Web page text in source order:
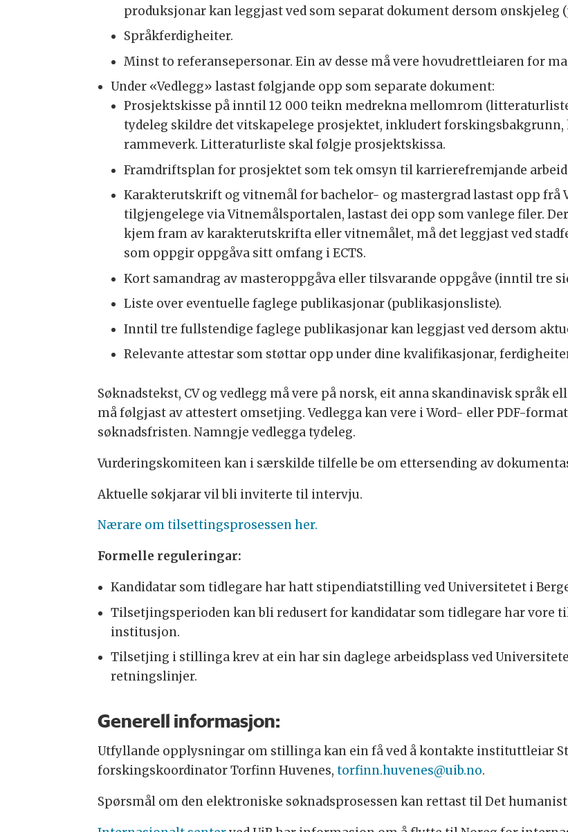
produksjonar kan leggjast ved som separat dokument dersom ønskjeleg
Språkferdigheiter.
Minst to referansepersonar. Ein av desse må vere hovudrettleiaren for
Under «Vedlegg» lastast følgjande opp som separate dokument:
Prosjektskisse på inntil 12 000 teikn medrekna mellomrom
tydeleg skildre det vitskapelege prosjektet, inkludert
rammeverk. Litteraturliste skal følgje prosjektskissa.
Framdriftsplan for prosjektet som tek omsyn til karrierefremjande
Karakterutskrift og vitnemål for bachelor- og mastergrad lastast opp frå
tilgjengelege via Vitnemålsportalen, lastast dei opp som vanlege filer.
kjem fram av karakterutskrifta eller vitnemålet, må det leggjast ved
som oppgir oppgåva sitt omfang i ECTS.
Kort samandrag av masteroppgåva eller tilsvarande oppgåve (inntil tre
Liste over eventuelle faglege publikasjonar (publikasjonsliste).
Inntil tre fullstendige faglege publikasjonar kan leggjast ved dersom
Relevante attestar som støttar opp under dine kvalifikasjonar,
Søknadstekst, CV og vedlegg må vere på norsk, eit anna skandinavisk språk
må følgjast av attestert omsetjing. Vedlegga kan vere i Word- eller PDF-
søknadsfristen. Namngje vedlegga tydeleg.
Vurderingskomiteen kan i særskilde tilfelle be om ettersending av
Aktuelle søkjarar vil bli inviterte til intervju.
Nærare om tilsettingsprosessen her.
Formelle reguleringar:
Kandidatar som tidlegare har hatt stipendiatstilling ved Universitetet i
Tilsetjingsperioden kan bli redusert for kandidatar som tidlegare har
institusjon.
Tilsetjing i stillinga krev at ein har sin daglege arbeidsplass ved
retningslinjer.
Generell informasjon:
Utfyllande opplysningar om stillinga kan ein få ved å kontakte instituttleiar
forskingskoordinator Torfinn Huvenes, torfinn.huvenes@uib.no.
Spørsmål om den elektroniske søknadsprosessen kan rettast til Det